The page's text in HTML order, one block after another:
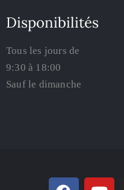
Disponibilités
Tous les jours de
9:30 à 18:00
Sauf le dimanche